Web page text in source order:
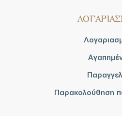
Παρακολούθηση